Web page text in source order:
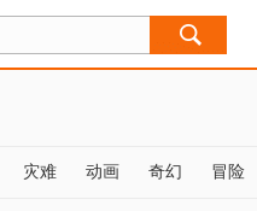
灾难 动画 奇幻 冒险